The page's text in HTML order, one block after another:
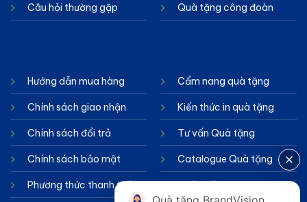
Câu hỏi thường gặp Quà tặng công đoàn
Hướng dẫn mua hàng
Chính sách giao nhận
Chính sách đổi trả
Chính sách bảo mật
Phương thức thanh toán
Cẩm nang quà tặng
Kiến thức in quà tặng
Tư vấn Quà tặng
Catalogue Quà tặng
Chính sách cookie